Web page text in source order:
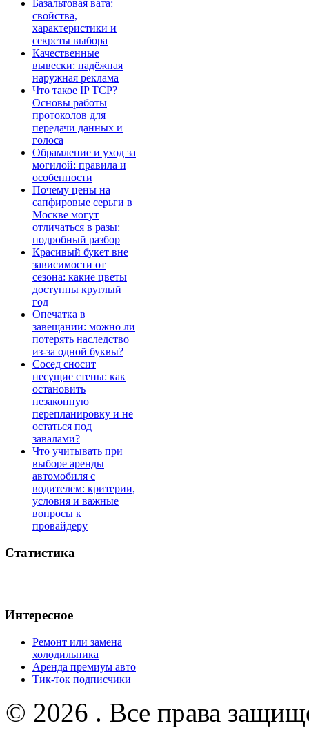
Базальтовая вата:
свойства,
характеристики и
секреты выбора
Качественные
вывески: надёжная
наружная реклама
Что такое IP TCP?
Основы работы
протоколов для
передачи данных и
голоса
Обрамление и уход за
могилой: правила и
особенности
Почему цены на
сапфировые серьги в
Москве могут
отличаться в разы:
подробный разбор
Красивый букет вне
зависимости от
сезона: какие цветы
доступны круглый
год
Опечатка в
завещании: можно ли
потерять наследство
из-за одной буквы?
Сосед сносит
несущие стены: как
остановить
незаконную
перепланировку и не
остаться под
завалами?
Что учитывать при
выборе аренды
автомобиля с
водителем: критерии,
условия и важные
вопросы к
провайдеру
Статистика
Интересное
Ремонт или замена
холодильника
Аренда премиум авто
Тик-ток подписчики
© 2026 . Все права